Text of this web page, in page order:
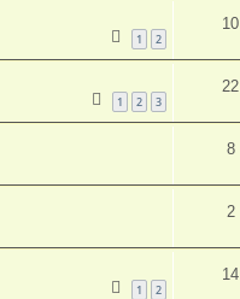
1 2
10
1 2 3
22
8
2
1 2
14